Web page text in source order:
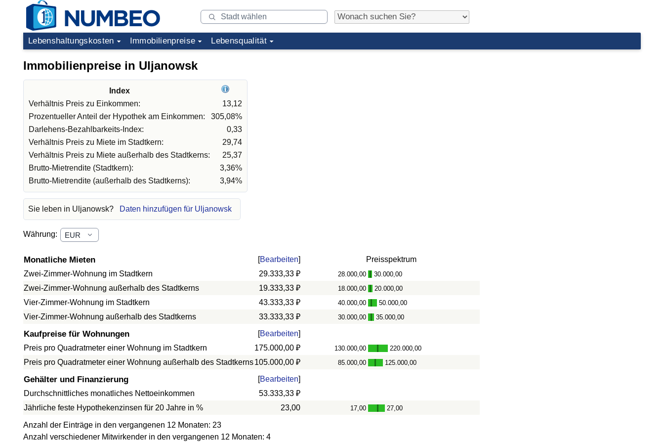
Lebenshaltungskosten Immobilienpreise Lebensqualität
Immobilienpreise in Uljanowsk
Index
Verhältnis Preis zu Einkommen:
13,12
Prozentueller Anteil der Hypothek am Einkommen:
305,08%
Darlehens-Bezahlbarkeits-Index:
0,33
Verhältnis Preis zu Miete im Stadtkern:
29,74
Verhältnis Preis zu Miete außerhalb des Stadtkerns:
25,37
Brutto-Mietrendite (Stadtkern):
3,36%
Brutto-Mietrendite (außerhalb des Stadtkerns):
3,94%
Sie leben in Uljanowsk? Daten hinzufügen für Uljanowsk
Währung:
Monatliche Mieten [Bearbeiten]
Preisspektrum
Zwei-Zimmer-Wohnung im Stadtkern
29.333,33 ₽ 28.000,00 - 30.000,00
Zwei-Zimmer-Wohnung außerhalb des Stadtkerns 19.333,33 ₽ 18.000,00 - 20.000,00
Vier-Zimmer-Wohnung im Stadtkern 43.333,33 ₽ 40.000,00 - 50.000,00
Vier-Zimmer-Wohnung außerhalb des Stadtkerns 33.333,33 ₽ 30.000,00 - 35.000,00
Kaufpreise für Wohnungen [Bearbeiten]
Preis pro Quadratmeter einer Wohnung im Stadtkern
175.000,00 ₽ 130.000,00 - 220.000,00
Preis pro Quadratmeter einer Wohnung außerhalb des Stadtkerns105.000,00 ₽ 85.000,00 - 125.000,00
Gehälter und Finanzierung [Bearbeiten]
Durchschnittliches monatliches Nettoeinkommen
53.333,33 ₽
Jährliche feste Hypothekenzinsen für 20 Jahre in %
23,00 17,00 - 27,00
Anzahl der Einträge in den vergangenen 12 Monaten: 23
Anzahl verschiedener Mitwirkender in den vergangenen 12 Monaten: 4